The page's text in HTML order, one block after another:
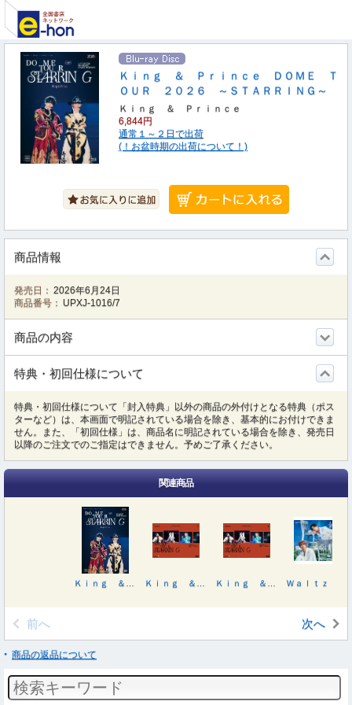
Ｋｉｎｇ ＆ Ｐｒｉｎｃｅ ＤＯＭＥ Ｔ
ＯＵＲ ２０２６ ～ＳＴＡＲＲＩＮＧ～
Ｋｉｎｇ ＆ Ｐｒｉｎｃｅ
6,844円
通常１～２日で出荷
(！お盆時期の出荷について！)
商品情報
発売日： 2026年6月24日
商品番号： UPXJ-1016/7
商品の内容
特典・初回仕様について
特典・初回仕様について「封入特典」以外の商品の外付けとなる特典（ポス
ターなど）は、本画面で明記されている場合を除き、基本的にお付けできま
せん。また、「初回仕様」は、商品名に明記されている場合を除き、発売日
以降のご注文でのご指定はできません。予めご了承ください。
関連商品
前へ 次へ
商品の返品について